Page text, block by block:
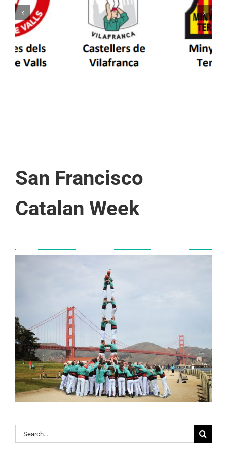
Els Castellers de Vilafranca unieixen tradició i
patrimoni en un viatge de colla a la Vall
d’Aran i a la Vall de Boí
San Francisco
Catalan Week
Search
for: